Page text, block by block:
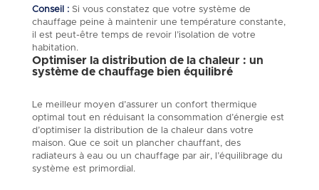
Conseil :Si vous constatez que votre système de
chauffage peine à maintenir une température constante,
il est peut-être temps de revoir l’isolation de votre
habitation.
Optimiser la distribution de la chaleur : un
système de chauffage bien équilibré
Le meilleur moyen d’assurer un confort thermique
optimal tout en réduisant la consommation d’énergie est
d’optimiser la distribution de la chaleur dans votre
maison. Que ce soit un plancher chauffant, des
radiateurs à eau ou un chauffage par air, l’équilibrage du
système est primordial.